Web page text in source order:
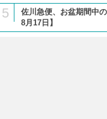
5
佐川急便、お盆期間中
8月17日】